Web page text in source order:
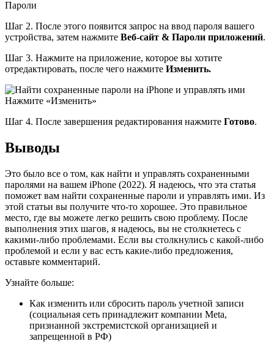
Пароли
Шаг 2. После этого появится запрос на ввод пароля вашего
устройства, затем нажмите Веб-сайт & Пароли приложений.
Шаг 3. Нажмите на приложение, которое вы хотите
отредактировать, после чего нажмите Изменить.
Нажмите «Изменить»
Шаг 4. После завершения редактирования нажмите Готово.
Выводы
Это было все о том, как найти и управлять сохраненными
паролями на вашем iPhone (2022). Я надеюсь, что эта статья
поможет вам найти сохраненные пароли и управлять ими. Из
этой статьи вы получите что-то хорошее. Это правильное
место, где вы можете легко решить свою проблему. После
выполнения этих шагов, я надеюсь, вы не столкнетесь с
какими-либо проблемами. Если вы столкнулись с какой-либо
проблемой и если у вас есть какие-либо предложения,
оставьте комментарий.
Узнайте больше:
Как изменить или сбросить пароль учетной записи
(социальная сеть принадлежит компании Meta,
признанной экстремистской организацией и
запрещенной в РФ)